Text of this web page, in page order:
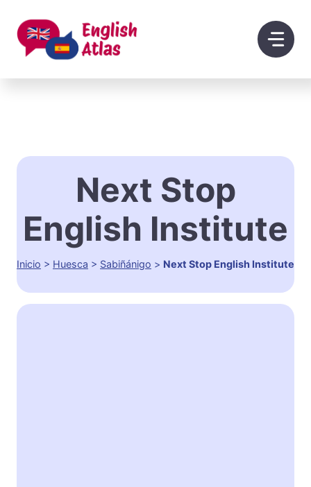
contenido
Next Stop
English Institute
Inicio > Huesca > Sabiñánigo > Next Stop English Institute